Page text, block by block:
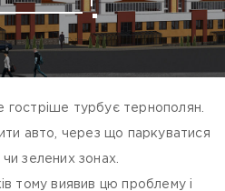
гостріше турбує тернополян.
авто, через що паркуватися
зелених зонах.
тому виявив цю проблему і